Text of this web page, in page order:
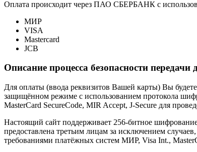
Оплата происходит через ПАО СБЕРБАНК с
МИР
VISA
Mastercard
JCB
Описание процесса безопасности
Для оплаты (ввода реквизитов Вашей карты) Вы
защищённом режиме с использованием протокола
MasterCard SecureCode, MIR Accept, J-Secure для
Настоящий сайт поддерживает 256-битное
предоставлена третьим лицам за исключением
требованиями платёжных систем МИР, Visa Int.,